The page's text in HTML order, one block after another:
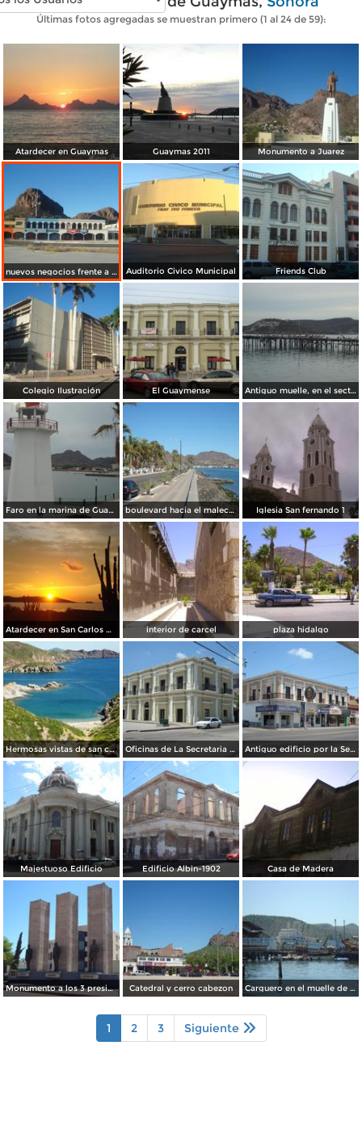
Últimas fotos agregadas se muestran primero (1 al 24 de 59):
Atardecer en Guaymas Guaymas 2011 Monumento a Juarez
nuevos negocios frente a la bahia Auditorio Civico Municipal Friends Club
Colegio Ilustración El Guaymense Antiguo muelle, en el sector del malecon
Faro en la marina de Guaymas boulevard hacia el malecon Iglesia San fernando 1
Atardecer en San Carlos Nuevo Guaymas interior de carcel plaza hidalgo
Hermosas vistas de san carlos Nuevo guaymas Oficinas de La Secretaria De Turismo Antiguo edificio por la Serdan
Majestuoso Edificio Edificio Albin-1902 Casa de Madera
Monumento a los 3 presidentes Catedral y cerro cabezon Carguero en el muelle de Guaymas
1 2 3 Siguiente